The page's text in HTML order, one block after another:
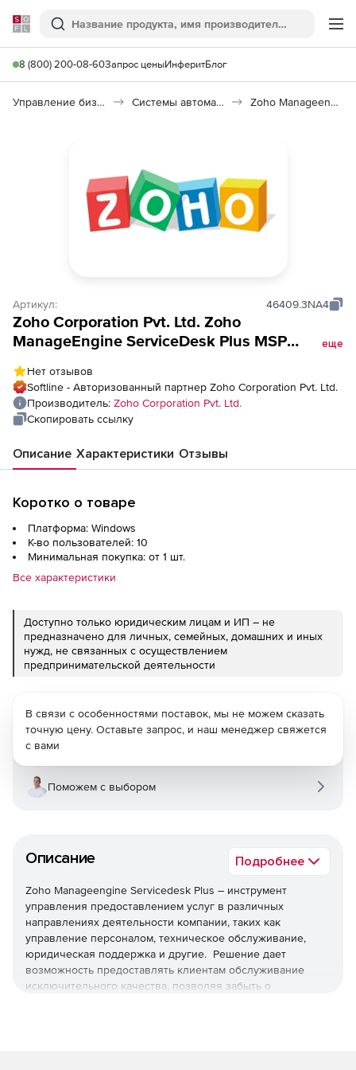
Softline
Поиск
8 (800) 200-08-60Запрос ценыИнферитБлог
Управление бизнесом, CRM/ERP Системы автоматизации Zoho Manageengine Servicedesk Plus
Артикул: 46409.3NA4
Zoho Corporation Pvt. Ltd. Zoho
ManageEngine ServiceDesk Plus MSP
Model Single Installation License), fee for
Additional 10 Users
еще
Нет отзывов
Softline - Авторизованный партнер Zoho Corporation Pvt. Ltd.
Производитель: Zoho Corporation Pvt. Ltd.
Скопировать ссылку
Описание Характеристики Отзывы
Коротко о товаре
Платформа: Windows
К-во пользователей: 10
Минимальная покупка: от 1 шт.
Все характеристики
Доступно только юридическим лицам и ИП – не
предназначено для личных, семейных, домашних и иных
нужд, не связанных с осуществлением
предпринимательской деятельности
Описание Подробнее
Zoho Manageengine Servicedesk Plus – инструмент
управления предоставлением услуг в различных
направлениях деятельности компании, таких как
управление персоналом, техническое обслуживание,
юридическая поддержка и другие. Решение дает
возможность предоставлять клиентам обслуживание
исключительного качества, позволяя забыть о
В связи с особенностями поставок, мы не можем сказать
точную цену. Оставьте запрос, и наш менеджер свяжется
с вами
Поможем с выбором